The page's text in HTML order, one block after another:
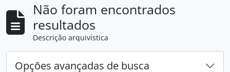
Não foram encontrados
resultados
Descrição arquivística
Opções avançadas de busca